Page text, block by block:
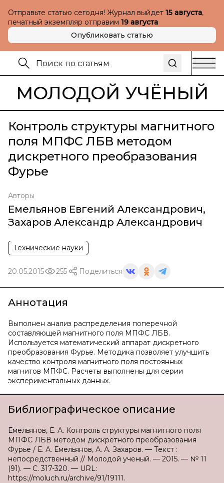
Отправьте статью сегодня! Журнал выйдет 15 августа,
печатный экземпляр отправим 19 августа
Опубликовать статью
МОЛОДОЙ УЧЁНЫЙ
Контроль структуры магнитного
поля МПФС ЛБВ методом
дискретного преобразования
Фурье
Авторы
Емельянов Евгений Александрович,
Захаров Александр Александрович
Технические науки
20.05.2015 255 Поделиться
Аннотация
Выполнен анализ распределения поперечной
составляющей магнитного поля МПФС ЛБВ.
Используется математический аппарат дискретного
преобразования Фурье. Методика позволяет улучшить
качество контроля магнитного поля постоянных
магнитов МПФС. Расчеты выполнены для серии
экспериментальных данных.
Библиографическое описание
Емельянов, Е. А. Контроль структуры магнитного поля
МПФС ЛБВ методом дискретного преобразования
Фурье / Е. А. Емельянов, А. А. Захаров. — Текст :
непосредственный // Молодой ученый. — 2015. — № 11
(91). — С. 317-320. — URL:
https://moluch.ru/archive/91/19111.